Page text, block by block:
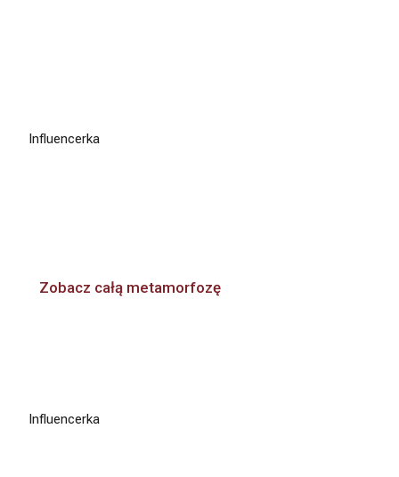
Influencerka
Zobacz całą metamorfozę
Influencerka